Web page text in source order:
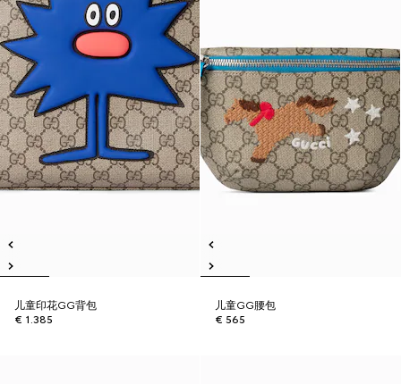
儿童印花GG背包
€ 1.385
儿童GG腰包
€ 565